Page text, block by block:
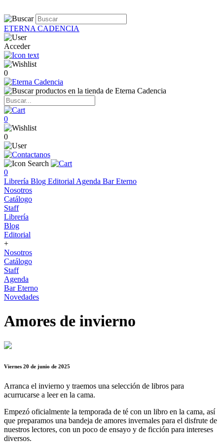
ETERNA CADENCIA
Acceder
0
0
0
0
Librería Blog Editorial Agenda Bar Eterno
Nosotros
Catálogo
Staff
Librería
Blog
Editorial
+
Nosotros
Catálogo
Staff
Agenda
Bar Eterno
Novedades
Amores de invierno
Viernes 20 de junio de 2025
Arranca el invierno y traemos una selección de libros para
acurrucarse a leer en la cama.
Empezó oficialmente la temporada de té con un libro en la cama, así
que preparamos una bandeja de amores invernales para el disfrute de
nuestros lectores, con un poco de ensayo y de ficción para intereses
diversos.